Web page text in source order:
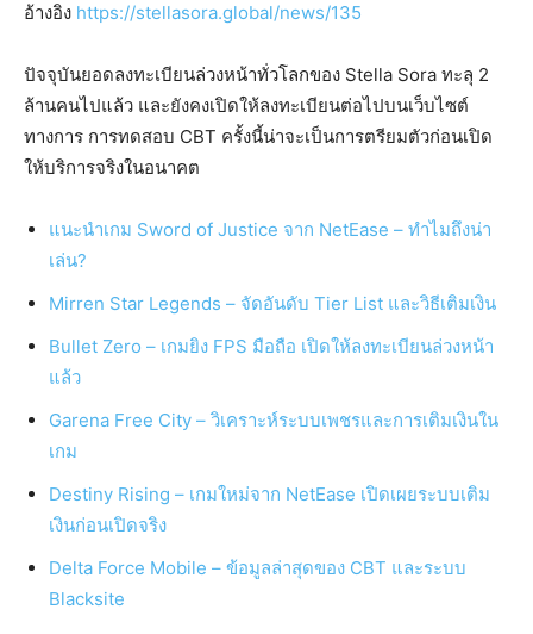
อ้างอิง https://stellasora.global/news/135
ปัจจุบันยอดลงทะเบียนล่วงหน้าทั่วโลกของ Stella Sora ทะลุ 2
ล้านคนไปแล้ว และยังคงเปิดให้ลงทะเบียนต่อไปบนเว็บไซต์
ทางการ การทดสอบ CBT ครั้งนี้น่าจะเป็นการตรียมตัวก่อนเปิด
ให้บริการจริงในอนาคต
แนะนำเกม Sword of Justice จาก NetEase – ทำไมถึงน่า
เล่น?
Mirren Star Legends – จัดอันดับ Tier List และวิธีเติมเงิน
Bullet Zero – เกมยิง FPS มือถือ เปิดให้ลงทะเบียนล่วงหน้า
แล้ว
Garena Free City – วิเคราะห์ระบบเพชรและการเติมเงินใน
เกม
Destiny Rising – เกมใหม่จาก NetEase เปิดเผยระบบเติม
เงินก่อนเปิดจริง
Delta Force Mobile – ข้อมูลล่าสุดของ CBT และระบบ
Blacksite